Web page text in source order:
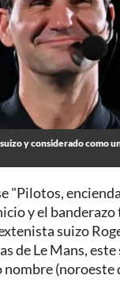
y considerado como
"Pilotos,
y el banderazo
suizo
de Le Mans, este
(noroeste